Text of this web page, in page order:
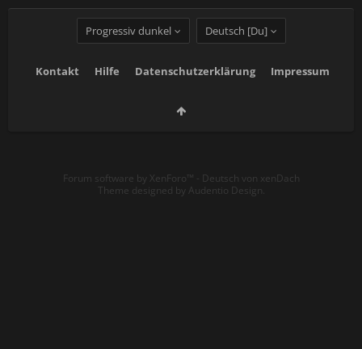
Progressiv dunkel Deutsch [Du]
Kontakt Hilfe Datenschutzerklärung Impressum
Forum software by XenForo™ - Deutsch von xenDach
Theme designed by Audentio Design.